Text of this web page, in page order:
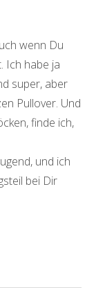
wenn Du
Ich habe ja
super, aber
Pullover. Und
finde ich,
und ich
bei Dir